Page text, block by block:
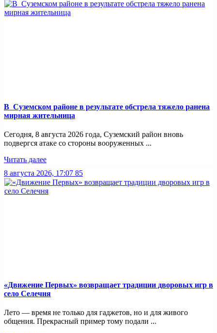
В Суземском районе в результате обстрела тяжело ранена
мирная жительница
Сегодня, 8 августа 2026 года, Суземский район вновь
подвергся атаке со стороны вооруженных ...
Читать далее
8 августа 2026, 17:07 85
«Движение Первых» возвращает традиции дворовых игр в
село Селечня
Лето — время не только для гаджетов, но и для живого
общения. Прекрасный пример тому подали ...